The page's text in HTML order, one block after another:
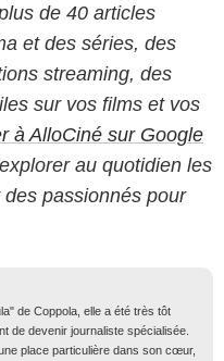
de 40 articles
et des séries, des
streaming, des
sur vos films et vos
à AlloCiné sur Google
au quotidien les
des passionnés pour
de Coppola, elle a été très tôt
de devenir journaliste spécialisée.
place particulière dans son cœur,